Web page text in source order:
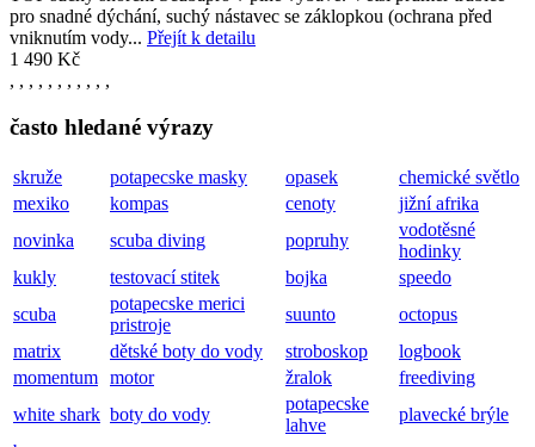
pro snadné dýchání, suchý nástavec se záklopkou (ochrana před
vniknutím vody... Přejít k detailu
1 490 Kč
, , , , , , , , , , ,
často hledané výrazy
skruže potapecske masky opasek
chemické světlo
mexiko
kompas cenoty
jižní afrika
novinka
scuba diving popruhy
vodotěsné
hodinky
kukly
testovací stitek bojka
speedo
scuba
potapecske merici
pristroje
suunto
octopus
matrix
dětské boty do vody stroboskop
logbook
momentum motor žralok
freediving
white shark boty do vody
potapecske
lahve
plavecké brýle